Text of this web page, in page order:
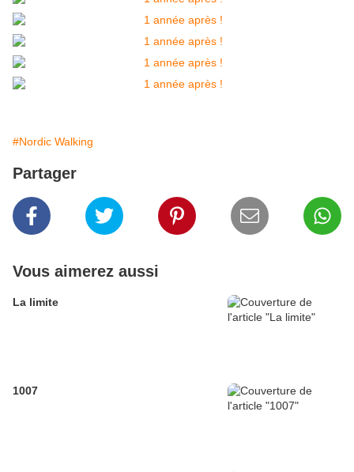
#Nordic Walking
Partager
Vous aimerez aussi
La limite
1007